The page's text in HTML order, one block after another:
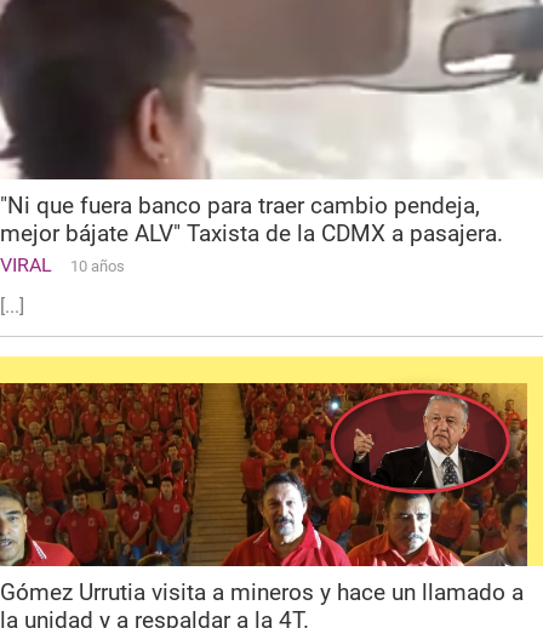
"Ni que fuera banco para traer cambio pendeja,
mejor bájate ALV" Taxista de la CDMX a pasajera.
VIRAL 10 años
[...]
Gómez Urrutia visita a mineros y hace un llamado a
la unidad y a respaldar a la 4T.